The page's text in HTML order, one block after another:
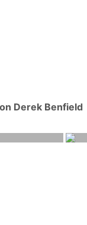
Derek Benfield